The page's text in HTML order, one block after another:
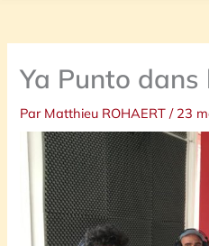
Ya Punto
Par Matthieu ROHAERT/ 23